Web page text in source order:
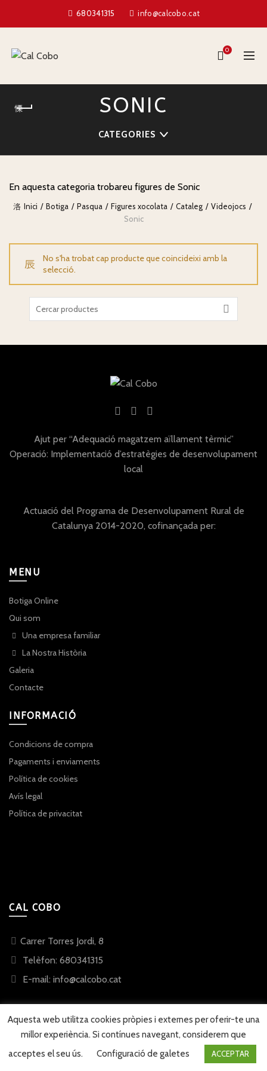
680341315 info@calcobo.cat
0
SONIC
CATEGORIES
En aquesta categoria trobareu figures de Sonic
Inici Botiga Pasqua Figures xocolata Cataleg
Videojocs
Sonic
No s'ha trobat cap producte que coincideixi amb la
selecció.
Ajut per “Adequació magatzem aïllament tèrmic”
Operació: Implementació d’estratègies de desenvolupament
local
Actuació del Programa de Desenvolupament Rural de
Catalunya 2014-2020, cofinançada per:
MENU
Botiga Online
Qui som
Una empresa familiar
La Nostra Història
Galeria
Contacte
INFORMACIÓ
Condicions de compra
Pagaments i enviaments
Política de cookies
Avís legal
Política de privacitat
CAL COBO
Carrer Torres Jordi, 8
Telèfon: 680341315
E-mail: info@calcobo.cat
© 2023 Cal Cobo
Web desenvolupada per Sonosmedia
Aquesta web utilitza cookies pròpies i externes per oferir-te una
millor experiència. Si contínues navegant, considerem que
acceptes el seu ús.
Configuració de galetes ACCEPTAR